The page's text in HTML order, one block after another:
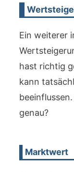
Ein weiterer
hast richtig
kann
genau?
Marktwert